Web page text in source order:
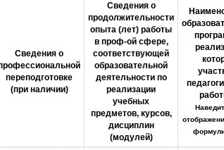
Сведения о
переподготовке
(при наличии)
Сведения о
продолжительности
опыта (лет) работы
в проф-ой сфере,
соответствующей
образовательной
деятельности по
реализации
учебных
предметов, курсов,
дисциплин
(модулей)